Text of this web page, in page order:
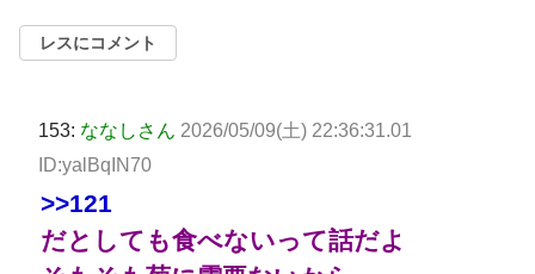
レスにコメント
153: ななしさん 2026/05/09(土) 22:36:31.01
ID:yalBqIN70
>>121
だとしても食べないって話だよ